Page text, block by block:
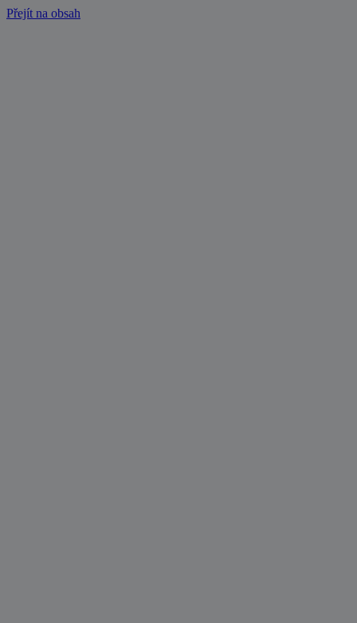
Přejít na obsah